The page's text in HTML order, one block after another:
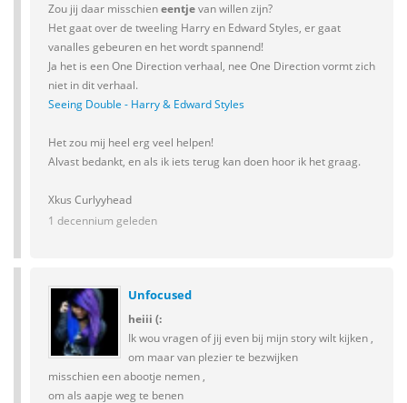
Zou jij daar misschieneentjevan willen zijn?
Het gaat over de tweeling Harry en Edward Styles, er gaat
vanalles gebeuren en het wordt spannend!
Ja het is een One Direction verhaal, nee One Direction vormt zich
niet in dit verhaal.
Seeing Double - Harry & Edward Styles
Het zou mij heel erg veel helpen!
Alvast bedankt, en als ik iets terug kan doen hoor ik het graag.
Xkus Curlyyhead
1 decennium geleden
Unfocused
heiii (:
Ik wou vragen of jij even bij mijn story wilt kijken ,
om maar van plezier te bezwijken
misschien een abootje nemen ,
om als aapje weg te benen